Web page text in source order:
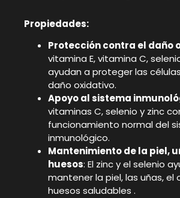
Propiedades:
Protección contra el daño
vitamina E, vitamina C,
ayudan a proteger las
daño oxidativo.
Apoyo al sistema
vitaminas C, selenio y zinc
funcionamiento normal del
inmunológico.
Mantenimiento de la piel,
huesos: El zinc y el selenio
mantener la piel, las uñas, el
huesos saludables .